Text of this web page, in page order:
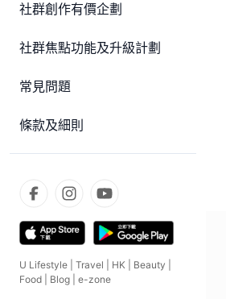
社群創作有價企劃
社群焦點功能及升級計劃
常見問題
條款及細則
U Lifestyle Travel HK Beauty
Food
Blog e-zone